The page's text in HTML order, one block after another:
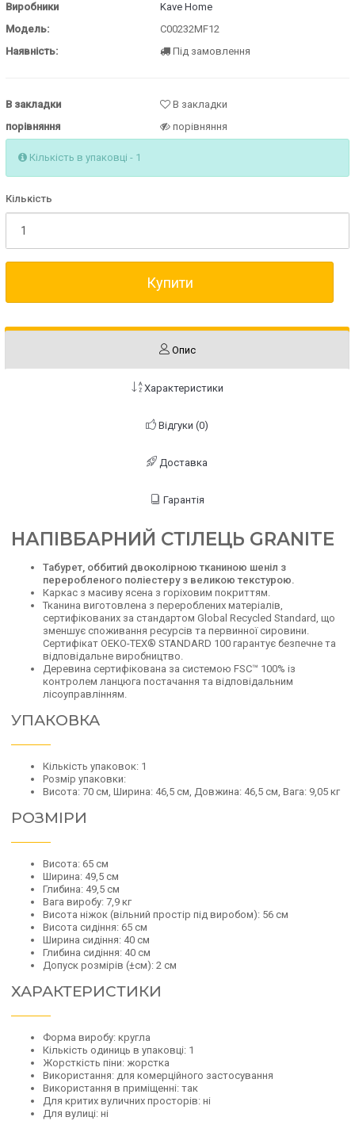
Виробники
Kave Home
Модель:
C00232MF12
Наявність:
Під замовлення
В закладки
В закладки
порівняння
порівняння
Кількість в упаковці - 1
Кількість
Купити
Опис
Характеристики
Відгуки (0)
Доставка
Гарантія
НАПІВБАРНИЙ СТІЛЕЦЬ GRANITE
Табурет, оббитий двоколірною тканиною шеніл з
переробленого поліестеру з великою текстурою.
Каркас з масиву ясена з горіховим покриттям.
Тканина виготовлена з перероблених матеріалів,
сертифікованих за стандартом Global Recycled Standard, що
зменшує споживання ресурсів та первинної сировини.
Сертифікат OEKO-TEX® STANDARD 100 гарантує безпечне та
відповідальне виробництво.
Деревина сертифікована за системою FSC™ 100% із
контролем ланцюга постачання та відповідальним
лісоуправлінням.
УПАКОВКА
Кількість упаковок: 1
Розмір упаковки:
Висота: 70 см, Ширина: 46,5 см, Довжина: 46,5 см, Вага: 9,05 кг
РОЗМІРИ
Висота: 65 см
Ширина: 49,5 см
Глибина: 49,5 см
Вага виробу: 7,9 кг
Висота ніжок (вільний простір під виробом): 56 см
Висота сидіння: 65 см
Ширина сидіння: 40 см
Глибина сидіння: 40 см
Допуск розмірів (±см): 2 см
ХАРАКТЕРИСТИКИ
Форма виробу: кругла
Кількість одиниць в упаковці: 1
Жорсткість піни: жорстка
Використання: для комерційного застосування
Використання в приміщенні: так
Для критих вуличних просторів: ні
Для вулиці: ні